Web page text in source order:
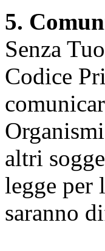
5.
Senza
Codice
altri
legge per
saranno